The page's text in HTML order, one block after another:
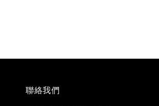
聯絡我們